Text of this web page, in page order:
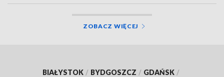
ZOBACZ WIĘCEJ
BIAŁYSTOK / BYDGOSZCZ / GDAŃSK /